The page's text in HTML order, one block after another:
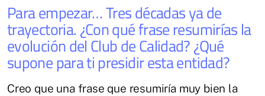
Para empezar… Tres décadas ya de
trayectoria. ¿Con qué frase resumirías la
evolución del Club de Calidad? ¿Qué
supone para ti presidir esta entidad?
Creo que una frase que resumiría muy bien la